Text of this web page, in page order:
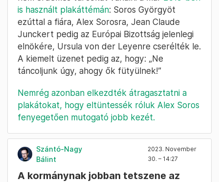
is használt plakáttémán: Soros Györgyöt
ezúttal a fiára, Alex Sorosra, Jean Claude
Junckert pedig az Európai Bizottság jelenlegi
elnökére, Ursula von der Leyenre cserélték le.
A kiemelt üzenet pedig az, hogy: „Ne
táncoljunk úgy, ahogy ők fütyülnek!”
Nemrég azonban elkezdték átragasztatni a
plakátokat, hogy eltüntessék róluk Alex Soros
fenyegetően mutogató jobb kezét.
Szántó-Nagy
Bálint
2023. November
30. – 14:27
A kormánynak jobban tetszene az